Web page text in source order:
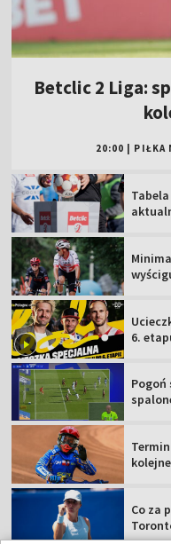
Betclic 2 Liga:
20:00 PIŁKA
6.
Pogoń
Co za